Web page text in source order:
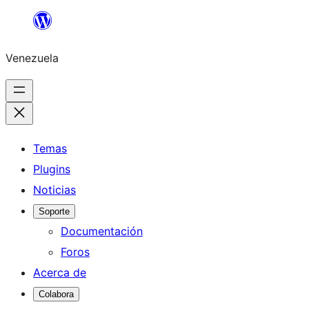
Saltar
contenido
Venezuela
Temas
Plugins
Noticias
Soporte
Documentación
Foros
Acerca de
Colabora